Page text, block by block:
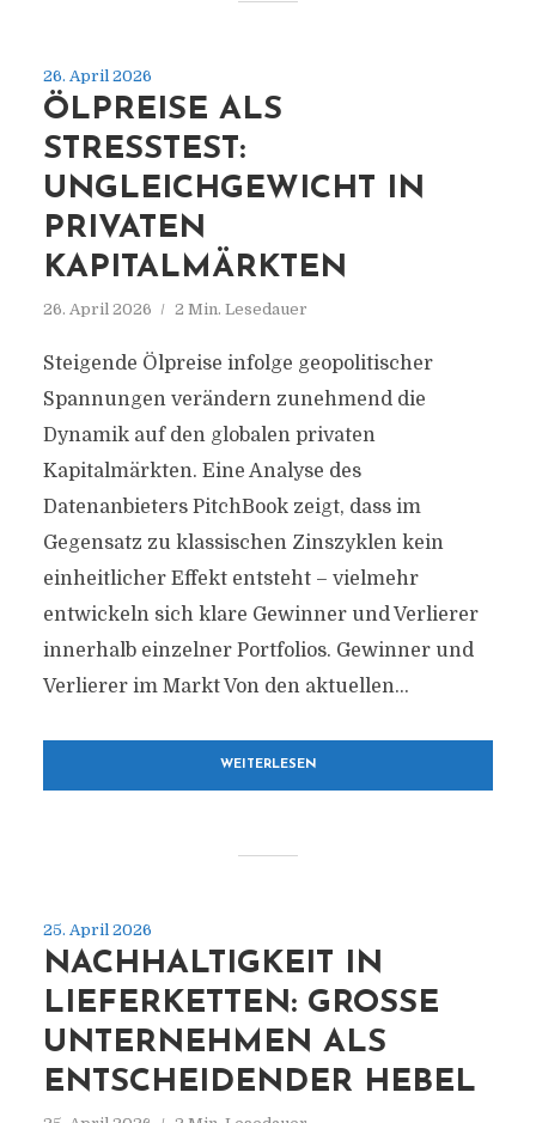
26. April 2026
ÖLPREISE ALS
STRESSTEST:
UNGLEICHGEWICHT IN
PRIVATEN
KAPITALMÄRKTEN
26. April 2026 2 Min. Lesedauer
Steigende Ölpreise infolge geopolitischer
Spannungen verändern zunehmend die
Dynamik auf den globalen privaten
Kapitalmärkten. Eine Analyse des
Datenanbieters PitchBook zeigt, dass im
Gegensatz zu klassischen Zinszyklen kein
einheitlicher Effekt entsteht – vielmehr
entwickeln sich klare Gewinner und Verlierer
innerhalb einzelner Portfolios. Gewinner und
Verlierer im Markt Von den aktuellen...
WEITERLESEN
25. April 2026
NACHHALTIGKEIT IN
LIEFERKETTEN: GROSSE U
NTERNEHMEN ALS E
NTSCHEIDENDER HEBEL